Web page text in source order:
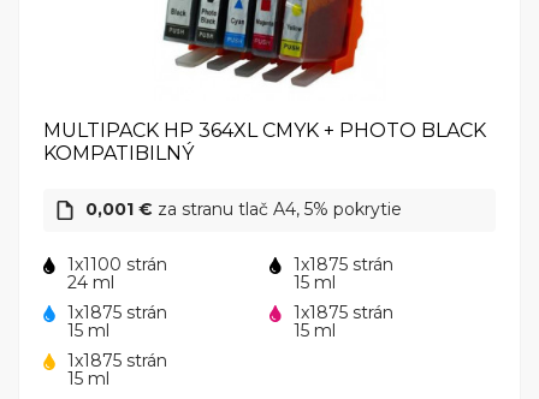
MULTIPACK HP 364XL CMYK + PHOTO BLACK
KOMPATIBILNÝ
0,001 € za stranu tlač A4, 5% pokrytie
1x1100 strán
24 ml
1x1875 strán
15 ml
1x1875 strán
15 ml
1x1875 strán
15 ml
1x1875 strán
15 ml